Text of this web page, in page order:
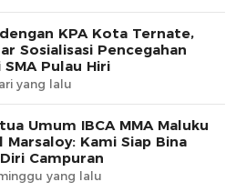
KPA Kota Ternate,
Sosialisasi Pencegahan
SMA Pulau Hiri
yang lalu
Umum IBCA MMA Maluku
Marsaloy: Kami Siap Bina
Campuran
yang lalu